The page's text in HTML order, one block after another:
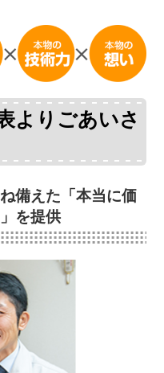
よりごあいさ
備えた 「本当に価
を提供